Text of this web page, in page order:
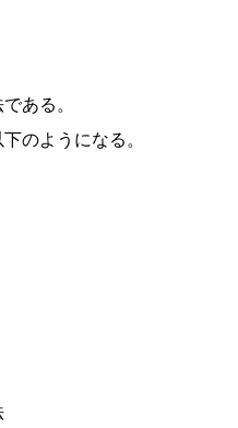
ある。
のようになる。